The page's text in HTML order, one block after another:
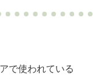
で使われている